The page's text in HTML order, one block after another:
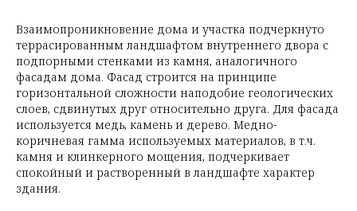
Взаимопроникновение дома и участка подчеркнуто
террасированным ландшафтом внутреннего двора с
подпорными стенками из камня, аналогичного
фасадам дома. Фасад строится на принципе
горизонтальной сложности наподобие геологических
слоев, сдвинутых друг относительно друга. Для фасада
используется медь, камень и дерево. Медно-
коричневая гамма используемых материалов, в т.ч.
камня и клинкерного мощения, подчеркивает
спокойный и растворенный в ландшафте характер
здания.